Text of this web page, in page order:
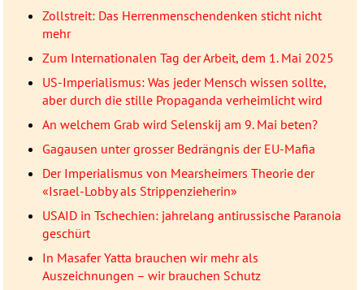
Zollstreit: Das Herrenmenschendenken sticht nicht
mehr
Zum Internationalen Tag der Arbeit, dem 1. Mai 2025
US-Imperialismus: Was jeder Mensch wissen sollte,
aber durch die stille Propaganda verheimlicht wird
An welchem Grab wird Selenskij am 9. Mai beten?
Gagausen unter grosser Bedrängnis der EU-Mafia
Der Imperialismus von Mearsheimers Theorie der
«Israel-Lobby als Strippenzieherin»
USAID in Tschechien: jahrelang antirussische Paranoia
geschürt
In Masafer Yatta brauchen wir mehr als
Auszeichnungen – wir brauchen Schutz